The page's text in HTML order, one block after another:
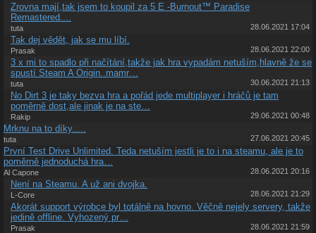
Zrovna mají,tak jsem to koupil za 5 E -Burnout™ Paradise
Remastered....
tuta 28.06.2021 17:04
Tak dej vědět, jak se mu líbí.
Prasak 28.06.2021 22:00
3 x mi to spadlo při načítání,takže jak hra vypadám netuším,hlavně že se
spustí Steam A Origin..mamr…
tuta 30.06.2021 21:13
No Dirt 3 je taky bezva hra a pořád jede multiplayer i hráčů je tam
poměrně dost,ale jinak je na ste…
Rakip 29.06.2021 00:48
Mrknu na to díky.....
tuta 27.06.2021 20:45
První Test Drive Unlimited. Teda netuším jestli je to i na steamu, ale je to
poměrně jednoduchá hra…
Al Capone 28.06.2021 20:16
Není na Steamu. A už ani dvojka.
L-Core 28.06.2021 21:29
Akorát support výrobce byl totálně na hovno. Věčně nejely servery, takže
jedině offline. Vyhozený pr…
Prasak 28.06.2021 21:59